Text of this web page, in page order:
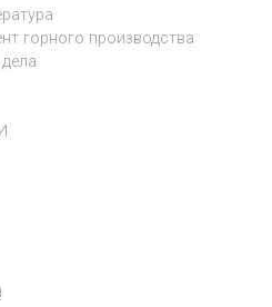
горного производства